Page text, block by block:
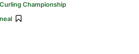
Curling Championship